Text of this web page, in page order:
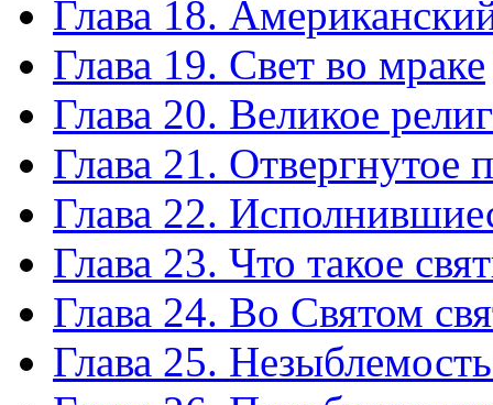
Глава 18.
Глава 19. Свет во мраке
Глава 20. Великое
Глава 21. Отвергнутое
Глава 22.
Глава 23. Что такое
Глава 24. Во Святом
Глава 25.